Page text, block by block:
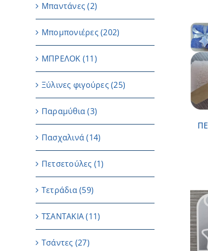
ΚΑΛΑΘΙ
Μπαντάνες (2)
Μπομπονιέρες(202)
ΜΠΡΕΛΟΚ (11)
Ξύλινες φιγούρες(25)
Παραμύθια (3)
Πασχαλινά (14)
Πετσετούλες (1)
Τετράδια(59)
ΤΣΑΝΤΑΚΙΑ (11)
Τσάντες (27)